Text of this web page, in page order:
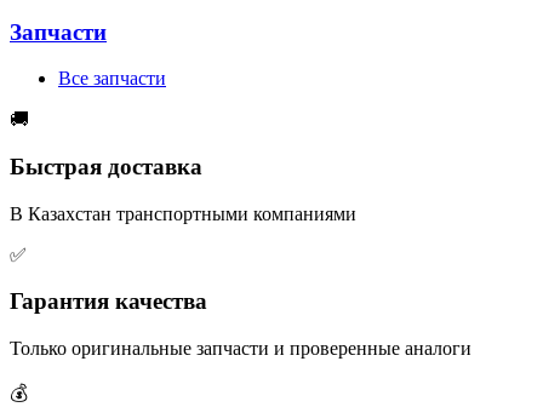
Запчасти
Все запчасти
🚚
Быстрая доставка
В Казахстан транспортными компаниями
✅
Гарантия качества
Только оригинальные запчасти и проверенные аналоги
💰